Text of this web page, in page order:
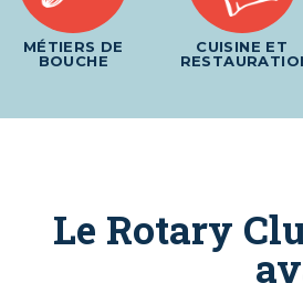
MÉTIERS DE
BOUCHE
CUISINE ET
Le Rotary